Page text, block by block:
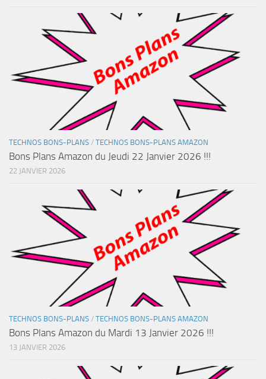
TECHNOS BONS-PLANS / TECHNOS BONS-PLANS AMAZON
Bons Plans Amazon du Jeudi 22 Janvier 2026 !!!
22 JANVIER 2026
TECHNOS BONS-PLANS / TECHNOS BONS-PLANS AMAZON
Bons Plans Amazon du Mardi 13 Janvier 2026 !!!
13 JANVIER 2026